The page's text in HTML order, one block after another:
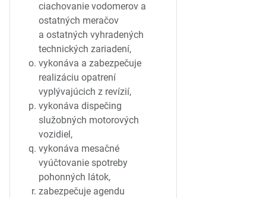
ciachovanie vodomerov a
ostatných meračov
a ostatných vyhradených
technických zariadení,
vykonáva a zabezpečuje
realizáciu opatrení
vyplývajúcich z revízií,
vykonáva dispečing
služobných motorových
vozidiel,
vykonáva mesačné
vyúčtovanie spotreby
pohonných látok,
zabezpečuje agendu